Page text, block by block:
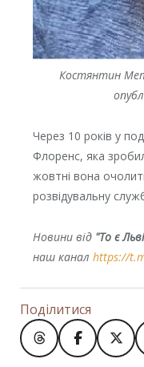
Костянтин
Через 10 років у
Флоренc, яка
жовтні вона
розвідувальну
Новини від "То є
наш канал https://
Поділитися